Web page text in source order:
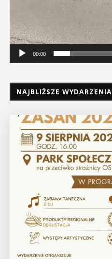
00:00
NAJBLIŻSZE WYDARZENIA